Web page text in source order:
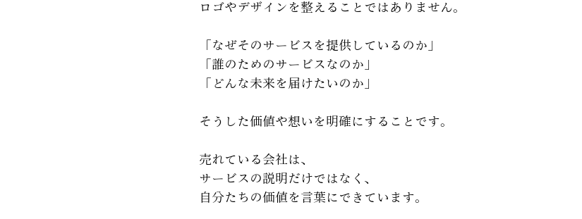
ロゴやデザインを整えることではありません。
「なぜそのサービスを提供しているのか」
「誰のためのサービスなのか」
「どんな未来を届けたいのか」
そうした価値や想いを明確にすることです。
売れている会社は、
サービスの説明だけではなく、
自分たちの価値を言葉にできています。